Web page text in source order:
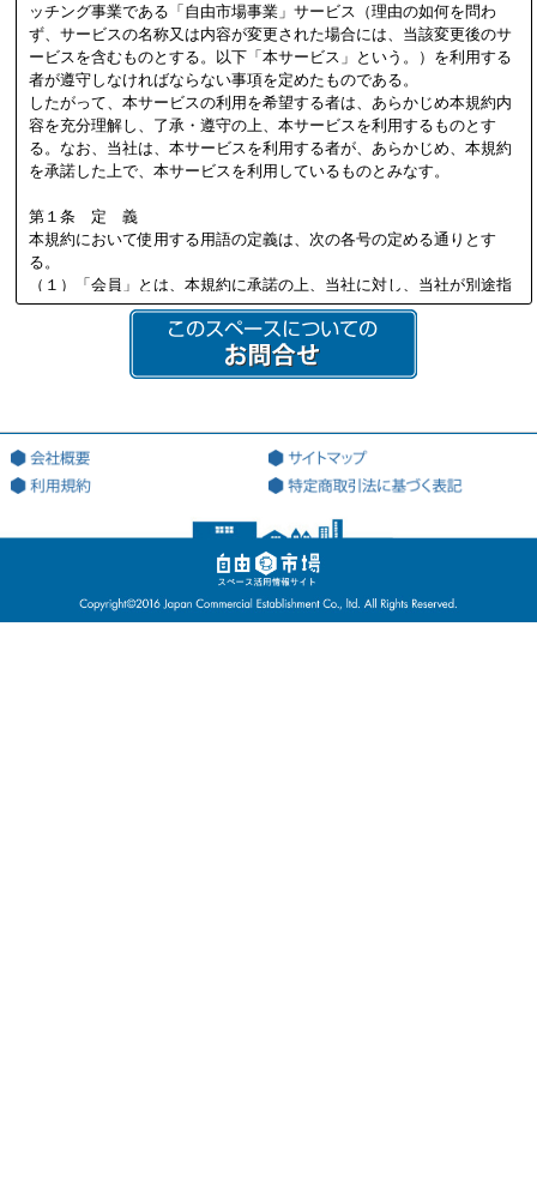
ッチング事業である「自由市場事業」サービス（理由の如何を問わ
ず、サービスの名称又は内容が変更された場合には、当該変更後のサ
ービスを含むものとする。以下「本サービス」という。）を利用する
者が遵守しなければならない事項を定めたものである。
したがって、本サービスの利用を希望する者は、あらかじめ本規約内
容を充分理解し、了承・遵守の上、本サービスを利用するものとす
る。なお、当社は、本サービスを利用する者が、あらかじめ、本規約
を承諾した上で、本サービスを利用しているものとみなす。
第１条 定 義
本規約において使用する用語の定義は、次の各号の定める通りとす
る。
（１）「会員」とは、本規約に承諾の上、当社に対し、当社が別途指
定する必要書類を提供し、当社の定める審査を通過して、当社より会
員資格を付与され会員登録を行った法人又は個人を意味する。
（２）「本サイト」とは、会員が本サービスを利用する際に用いる、
本サービス専用のWEBサイト（ドメインアドレス：http://jiyu18.jp）
ことを希望する法人又は個人を意味する。
（４）「登録情報」とは、当社が指定した、本サービスを利用するた
（５）「利用契約」とは、第3条第4項に基づき、当社と会員の間で成
立する会員による本サービスの利用に関する契約を意味する。
（６）「知的財産権」とは、著作権、特許権、実用新案権、商標権、
意匠権その他の知的財産権（これらの権利を取得し、又はこれらの権
利につき登録等を出願する一切の権利を含む）を意味する。